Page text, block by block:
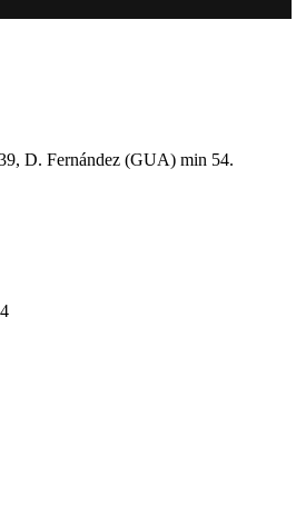
D. Fernández (GUA) min 54.